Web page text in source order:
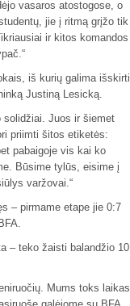
vasaros atostogose, o
jie į ritmą grįžo tik
ir kitos komandos
iš kurių galima išskirti
Justiną Lesicką.
solidžiai. Juos ir šiemet
priimti šitos etiketės:
pabaigoje vis kai ko
Būsime tylūs, eisime į
varžovai.“
– pirmame etape jie 0:7
– teko žaisti balandžio 10
Mums toks laikas